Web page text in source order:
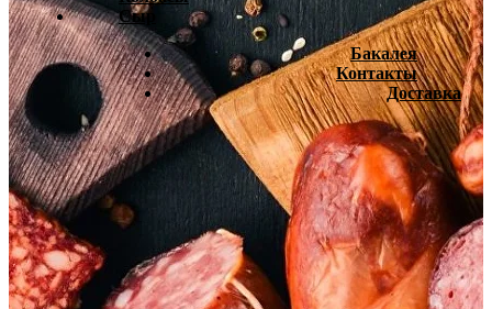
Сыр
Бакалея
Контакты
Доставка